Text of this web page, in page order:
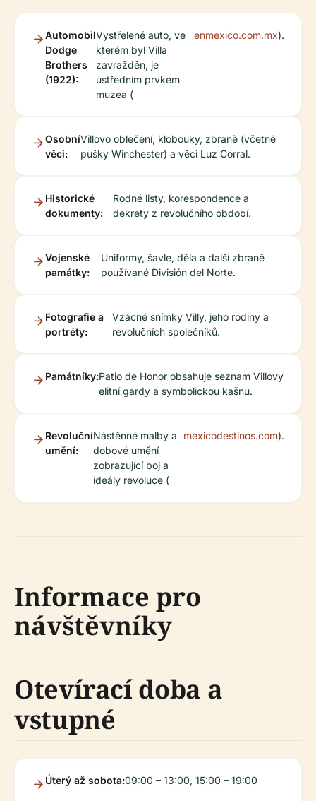
Automobil
Dodge
Brothers
(1922):
Vystřelené auto, ve
kterém byl Villa
zavražděn, je
ústředním prvkem
muzea (
enmexico.com.mx).
Osobní
věci:
Villovo oblečení, klobouky, zbraně (včetně
pušky Winchester) a věci Luz Corral.
Historické
dokumenty:
Rodné listy, korespondence a
dekrety z revolučního období.
Vojenské
památky:
Uniformy, šavle, děla a další zbraně
používané División del Norte.
Fotografie a
portréty:
Vzácné snímky Villy, jeho rodiny a
revolučních společníků.
Památníky:Patio de Honor obsahuje seznam Villovy
elitní gardy a symbolickou kašnu.
Revoluční
umění:
Nástěnné malby a
dobové umění
zobrazující boj a
ideály revoluce (
mexicodestinos.com).
Informace pro
návštěvníky
Otevírací doba a
vstupné
Úterý až sobota:09:00 – 13:00, 15:00 – 19:00